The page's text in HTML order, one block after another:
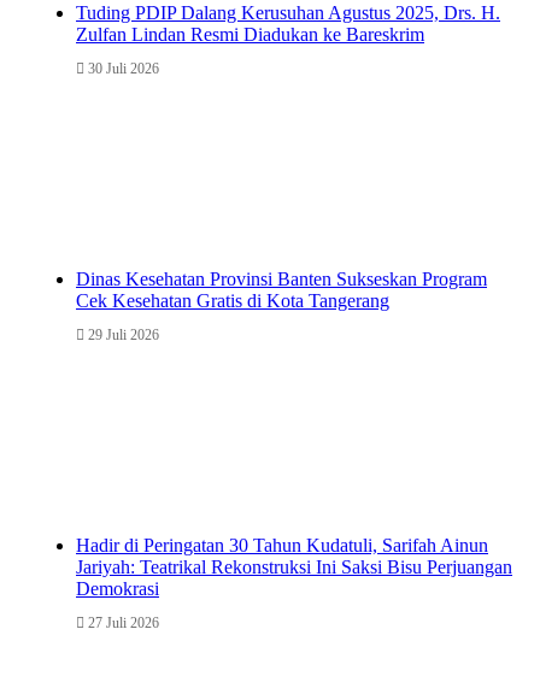
Tuding PDIP Dalang Kerusuhan Agustus 2025, Drs. H.
Zulfan Lindan Resmi Diadukan ke Bareskrim
30 Juli 2026
Dinas Kesehatan Provinsi Banten Sukseskan Program
Cek Kesehatan Gratis di Kota Tangerang
29 Juli 2026
Hadir di Peringatan 30 Tahun Kudatuli, Sarifah Ainun
Jariyah: Teatrikal Rekonstruksi Ini Saksi Bisu Perjuangan
Demokrasi
27 Juli 2026